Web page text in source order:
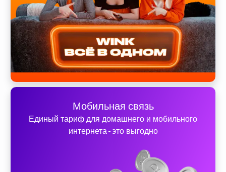
Мобильная связь
Единый тариф для домашнего и мобильного
интернета - это выгодно